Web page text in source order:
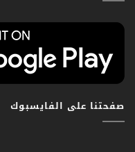
صفحتنا على الفايسبوك